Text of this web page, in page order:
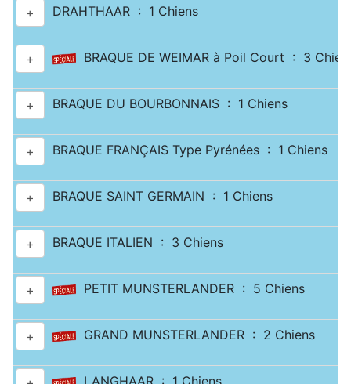
+ DRAHTHAAR : 1 Chiens
+ BRAQUE DE WEIMAR à Poil Court : 3
+ BRAQUE DU BOURBONNAIS : 1 Chiens
+ BRAQUE FRANÇAIS Type Pyrénées : 1 Chiens
+ BRAQUE SAINT GERMAIN : 1 Chiens
+ BRAQUE ITALIEN : 3 Chiens
+ PETIT MUNSTERLANDER : 5 Chiens
+ GRAND MUNSTERLANDER : 2 Chiens